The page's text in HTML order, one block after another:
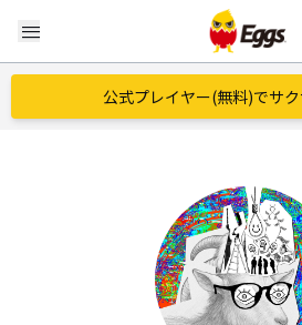
menu
公式プレイヤー(無料)でサ